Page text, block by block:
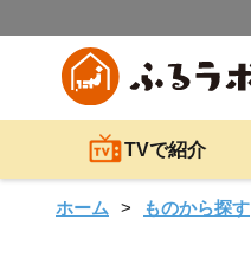
TVで紹介
ホーム ものから探す